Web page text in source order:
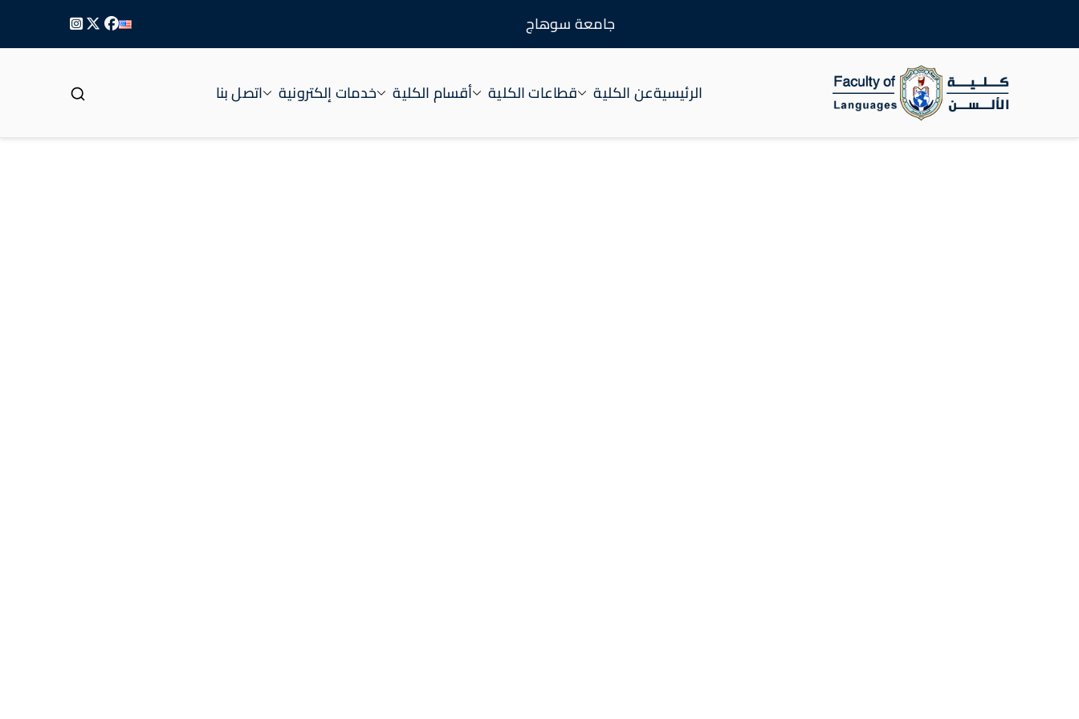
جامعة سوهاج
الرئيسيةعن الكلية قطاعات الكلية أقسام الكلية خدمات إلكترونية اتصل بنا